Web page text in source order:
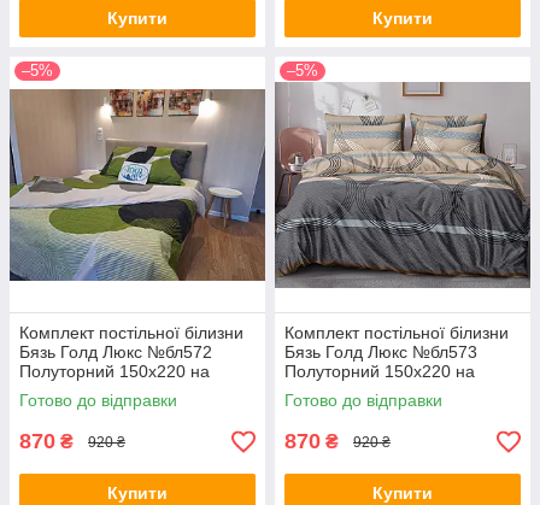
Купити Купити
–5%
Комплект постільної білизни
Бязь Голд Люкс №бл572
Полуторний 150х220 на
кнопках
Готово до відправки
870 ₴ 920 ₴
Купити
–5%
Комплект постільної білизни
Бязь Голд Люкс №бл573
Полуторний 150х220 на
кнопках
Готово до відправки
870 ₴ 920 ₴
Купити